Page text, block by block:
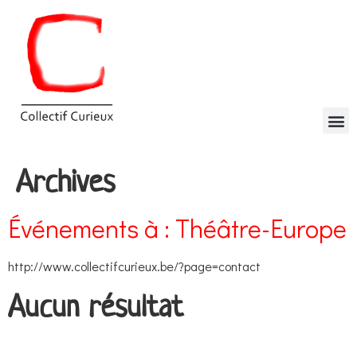
Archives
Événements à : Théâtre-Europe
http://www.collectifcurieux.be/?page=contact
Aucun résultat